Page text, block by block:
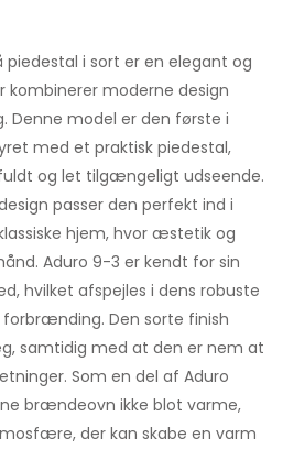
i sort er en elegant og
kombinerer moderne design
Denne model er den første i
med et praktisk piedestal,
og let tilgængeligt udseende.
passer den perfekt ind i
hjem, hvor æstetik og
Aduro 9-3 er kendt for sin
hvilket afspejles i dens robuste
Den sorte finish
samtidig med at den er nem at
Som en del af Aduro
brændeovn ikke blot varme,
der kan skabe en varm